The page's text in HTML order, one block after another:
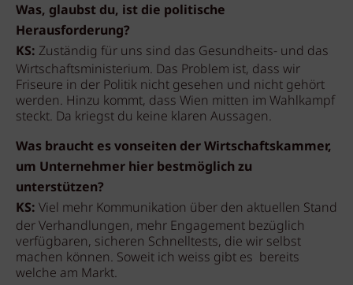
Was, glaubst du, ist die politische
Herausforderung?
KS: Zuständig für uns sind das Gesundheits- und das
Wirtschaftsministerium. Das Problem ist, dass wir
Friseure in der Politik nicht gesehen und nicht gehört
werden. Hinzu kommt, dass Wien mitten im Wahlkampf
steckt. Da kriegst du keine klaren Aussagen.
Was braucht es vonseiten der Wirtschaftskammer,
um Unternehmer hier bestmöglich zu
unterstützen?
KS: Viel mehr Kommunikation über den aktuellen Stand
der Verhandlungen, mehr Engagement bezüglich
verfügbaren, sicheren Schnelltests, die wir selbst
machen können. Soweit ich weiss gibt es bereits
welche am Markt.